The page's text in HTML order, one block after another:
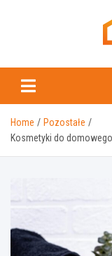
Home
Pozostałe
Kosmetyki do